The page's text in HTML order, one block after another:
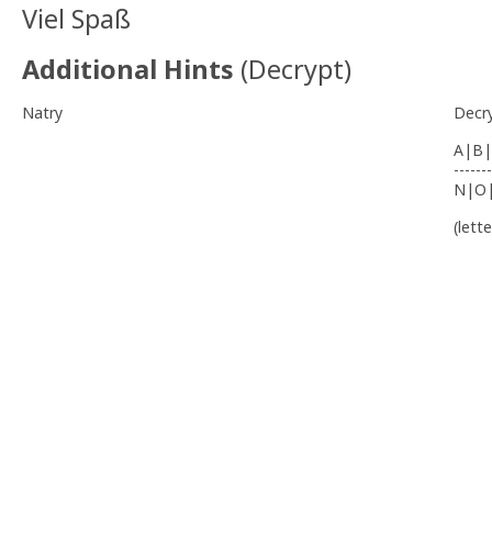
Viel Spaß
Additional Hints (Decrypt)
Natry